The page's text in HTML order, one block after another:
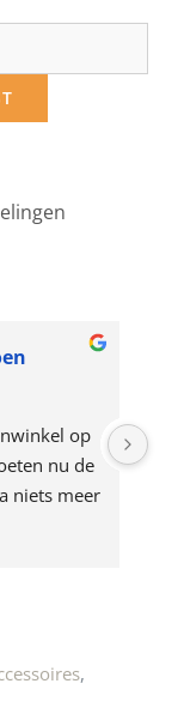
op
nu de
niets meer
,